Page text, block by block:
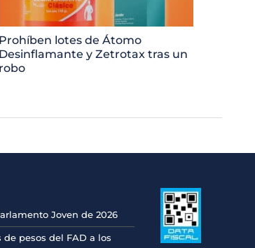
Prohíben lotes de Átomo
Desinflamante y Zetrotax tras un
robo
Joven de 2026
pesos del FAD a los